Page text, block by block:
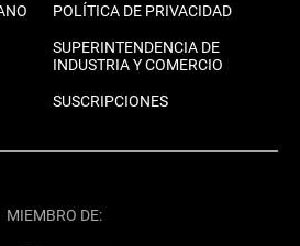
POLÍTICA DE PRIVACIDAD
SUPERINTENDENCIA DE
INDUSTRIA Y COMERCIO
SUSCRIPCIONES
MIEMBRO DE: